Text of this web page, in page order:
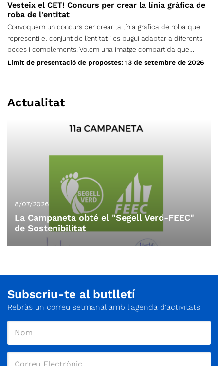
Vesteix el CET! Concurs per crear la línia gràfica de
roba de l'entitat
Convoquem un concurs per crear la línia gràfica de roba que
representi el conjunt de l’entitat i es pugui adaptar a diferents
peces i complements. Volem una imatge compartida que
puguem portar persones de totes les edats, seccions i vocalies;
una idea que pugui representar tot el CET? Presenta-la i
Límit de presentació de propostes: 13 de setembre de 2026
Actualitat
8/07/2026
La Campaneta obté el "Segell Verd-FEEC"
de Sostenibilitat
Subscriu-te al butlletí
Rebràs un correu setmanal amb l'agenda d'activitats